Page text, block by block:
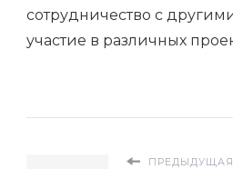
сотрудничество с
участие в различных
ПРЕДЫДУЩАЯ